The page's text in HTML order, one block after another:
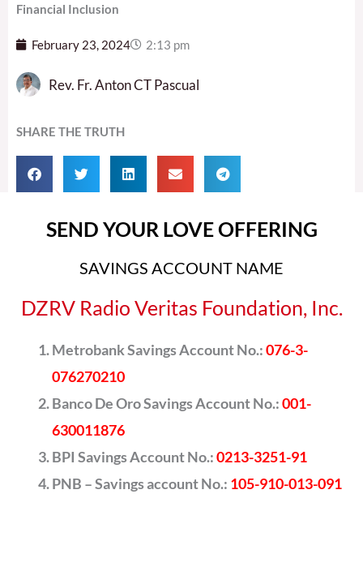
Financial Inclusion
February 23, 2024 2:13 pm
Rev. Fr. Anton CT Pascual
SHARE THE TRUTH
SEND YOUR LOVE OFFERING
SAVINGS ACCOUNT NAME
DZRV Radio Veritas Foundation, Inc.
Metrobank Savings Account No.:076-3-
076270210
Banco De Oro Savings Account No.:001-
630011876
BPI Savings Account No.:0213-3251-91
PNB – Savings account No.: 105-910-013-091